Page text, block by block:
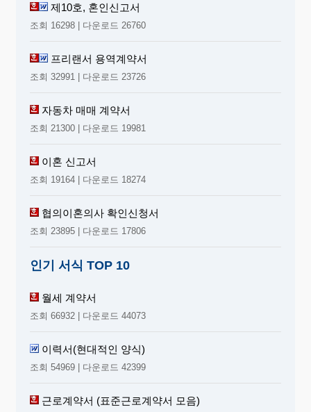
제10호, 혼인신고서
조회 16298 | 다운로드 26760
프리랜서 용역계약서
조회 32991 | 다운로드 23726
자동차 매매 계약서
조회 21300 | 다운로드 19981
이혼 신고서
조회 19164 | 다운로드 18274
협의이혼의사 확인신청서
조회 23895 | 다운로드 17806
인기 서식 TOP 10
월세 계약서
조회 66932 | 다운로드 44073
이력서(현대적인 양식)
조회 54969 | 다운로드 42399
근로계약서 (표준근로계약서 모음)